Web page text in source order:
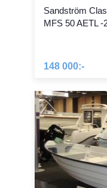
Sandström
MFS 50 AETL -
148 000:-